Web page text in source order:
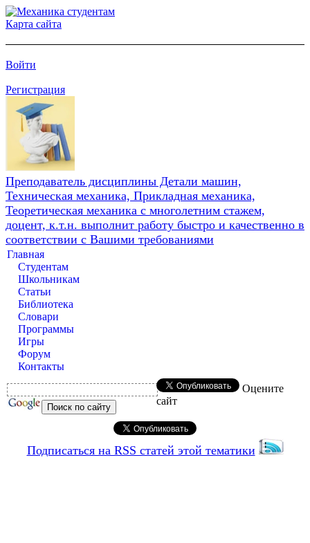
Карта сайта
Войти
Регистрация
Преподаватель дисциплины Детали машин,
Техническая механика, Прикладная механика,
Теоретическая механика с многолетним стажем,
доцент, к.т.н. выполнит работу быстро и качественно в
соответствии с Вашими требованиями
Главная
Студентам
Школьникам
Статьи
Библиотека
Словари
Программы
Игры
Форум
Контакты
Оцените
сайт
Подписаться на RSS статей этой тематики